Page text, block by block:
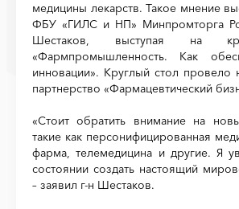
медицины лекарств. Такое мнение
ФБУ «ГИЛС и НП» Минпромторга
Шестаков, выступая на
«Фармпромышленность. Как
инновации». Круглый стол провело
партнерство «Фармацевтический
«Стоит обратить внимание на
такие как персонифицированная
фарма, телемедицина и другие. Я
состоянии создать настоящий
– заявил г-н Шестаков.